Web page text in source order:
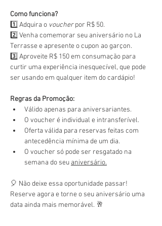
Como funciona?
1️⃣ Adquira o voucher por R$ 50.
2️⃣ Venha comemorar seu aniversário no La
Terrasse e apresente o cupon ao garçon.
3️⃣ Aproveite R$ 150 em consumação para
curtir uma experiência inesquecível, que pode
ser usando em qualquer item do cardápio!
Regras da Promoção:
Válido apenas para aniversariantes.
O voucher é individual e intransferível.
Oferta válida para reservas feitas com
antecedência mínima de um dia.
O voucher só pode ser resgatado na
semana do seu aniversário.
🎈 Não deixe essa oportunidade passar!
Reserve agora e torne o seu aniversário uma
data ainda mais memorável. 🥂